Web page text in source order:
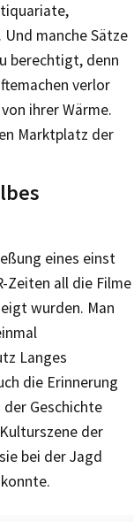
manche Sätze
berechtigt, denn
verlor
ihrer Wärme.
Marktplatz der
eines einst
Zeiten all die Filme
wurden. Man
Langes
die Erinnerung
Geschichte
der
bei der Jagd